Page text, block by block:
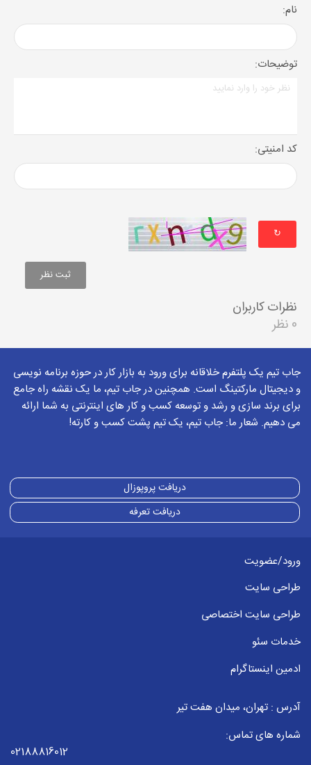
نام:
توضیحات:
کد امنیتی:
↻
نظرات کاربران
0 نظر
جاب تیم یک پلتفرم خلاقانه برای ورود به بازار کار در حوزه برنامه نویسی
و دیجیتال مارکتینگ است. همچنین در جاب تیم، ما یک نقشه راه جامع
برای برند سازی و رشد و توسعه کسب و کار های اینترنتی به شما ارائه
می دهیم. شعار ما: جاب تیم، یک تیم پشت کسب و کارته!
دریافت پروپوزال
دریافت تعرفه
ورود/عضویت
طراحی سایت
طراحی سایت اختصاصی
خدمات سئو
ادمین اینستاگرام
آدرس : تهران، میدان هفت تیر
شماره های تماس:
02188816012